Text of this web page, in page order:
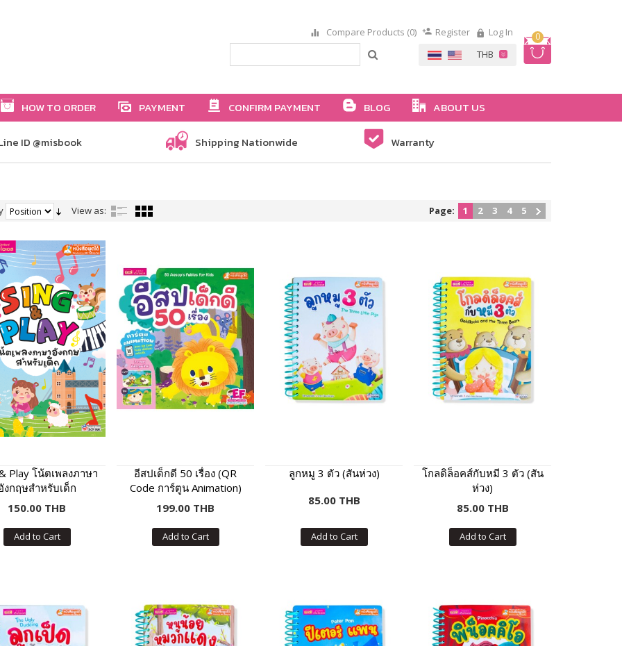
0
Compare Products (0) Register Log In
HOW TO ORDER PAYMENT CONFIRM PAYMENT BLOG ABOUT US
ID @misbook Shipping Nationwide Warranty
View as: Page: 1 2 3 4 5
Play โน้ตเพลงภาษา
งกฤษสำหรับเด็ก
150.00 THB
Add to Cart
อีสปเด็กดี 50 เรื่อง (QR
Code การ์ตูน Animation)
199.00 THB
Add to Cart
ลูกหมู 3 ตัว (สันห่วง)
85.00 THB
Add to Cart
โกลดิล็อคส์กับหมี 3 ตัว (สัน
ห่วง)
85.00 THB
Add to Cart